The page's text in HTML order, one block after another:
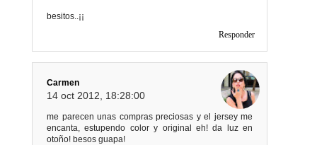
besitos..¡¡
Responder
Carmen
14 oct 2012, 18:28:00
me parecen unas compras preciosas y el jersey me
encanta, estupendo color y original eh! da luz en
otoño! besos guapa!